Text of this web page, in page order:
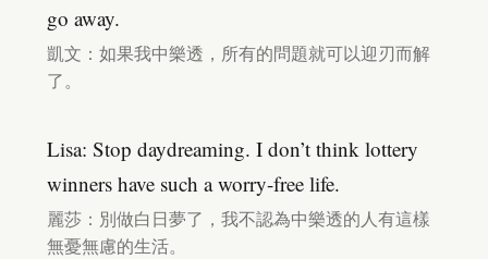
go away.
凱文：如果我中樂透，所有的問題就可以迎刃而解
了。
Lisa: Stop daydreaming. I don’t think lottery
winners have such a worry-free life.
麗莎：別做白日夢了，我不認為中樂透的人有這樣
無憂無慮的生活。